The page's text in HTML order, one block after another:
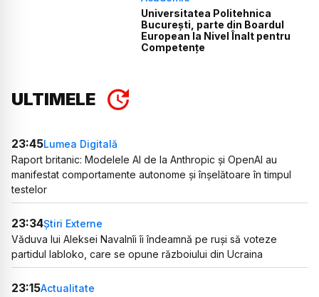
Universitatea Politehnica
București, parte din Boardul
European la Nivel Înalt pentru
Competențe
ULTIMELE
23:45Lumea Digitală
Raport britanic: Modelele AI de la Anthropic și OpenAI au
manifestat comportamente autonome și înșelătoare în timpul
testelor
23:34Știri Externe
Văduva lui Aleksei Navalnîi îi îndeamnă pe ruși să voteze
partidul Iabloko, care se opune războiului din Ucraina
23:15Actualitate